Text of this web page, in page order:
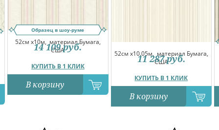
Образец в шоу-руме
52см x10м, материал Бумага,
США
КУПИТЬ В 1 КЛИК
14 109 руб.
В корзину
52см x10.05м, материал Бумага,
США
КУПИТЬ В 1 КЛИК
11 287 руб.
В корзину